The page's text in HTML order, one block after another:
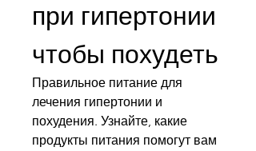
при гипертонии
чтобы похудеть
Правильное питание для
лечения гипертонии и
похудения. Узнайте, какие
продукты питания помогут вам